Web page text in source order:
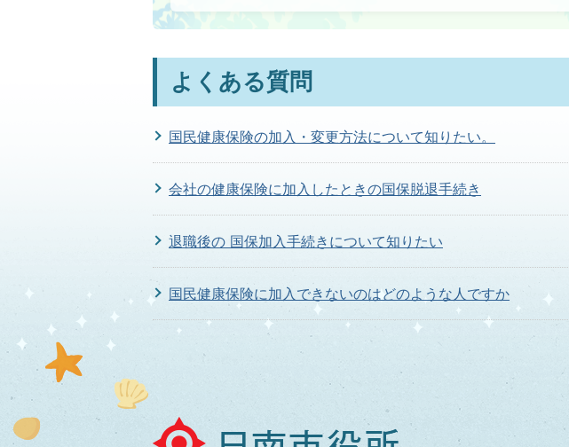
よくある質問
国民健康保険の加入・変更方法について知りたい。
会社の健康保険に加入したときの国保脱退手続き
退職後の 国保加入手続きについて知りたい
国民健康保険に加入できないのはどのような人ですか
保険税の滞納と納付相談について知りたい。
日